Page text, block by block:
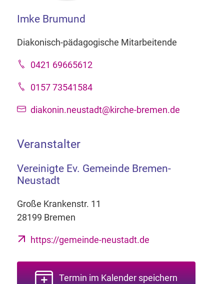
Imke Brumund
Diakonisch-pädagogische Mitarbeitende
0421 69665612
0157 73541584
diakonin.neustadt@kirche-bremen.de
Veranstalter
Vereinigte Ev. Gemeinde Bremen-
Neustadt
Große Krankenstr. 11
28199 Bremen
https://gemeinde-neustadt.de
Termin im Kalender speichern